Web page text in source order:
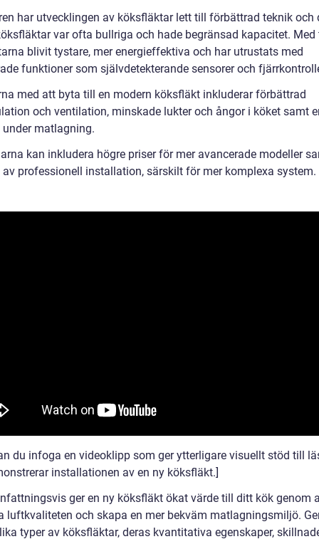
har utvecklingen av köksfläktar lett till förbättrad teknik och
var ofta bullriga och hade begränsad kapacitet. Med
blivit tystare, mer energieffektiva och har utrustats med
funktioner som självdetekterande sensorer och
med att byta till en modern köksfläkt inkluderar förbättrad
och ventilation, minskade lukter och ångor i köket samt
matlagning.
kan inkludera högre priser för mer avancerade modeller
av professionell installation, särskilt för mer komplexa system.
du infoga en videoklipp som ger ytterligare visuellt stöd till
installationen av en ny köksfläkt.]
ger en ny köksfläkt ökat värde till ditt kök genom
luftkvaliteten och skapa en mer bekväm matlagningsmiljö.
typer av köksfläktar, deras kvantitativa egenskaper,